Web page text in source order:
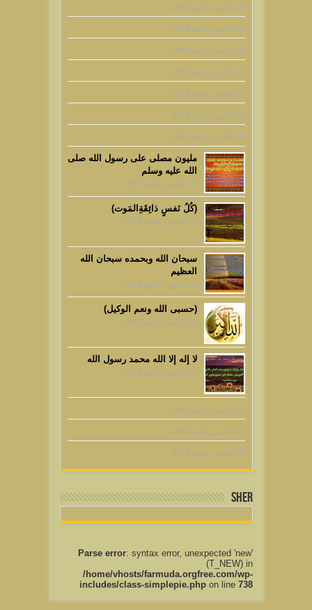
25. كانونی یه‌كه‌م 2013
25. كانونی یه‌كه‌م 2013
25. كانونی یه‌كه‌م 2013
25. كانونی یه‌كه‌م 2013
25. كانونی یه‌كه‌م 2013
25. كانونی یه‌كه‌م 2013
25. كانونی یه‌كه‌م 2013
مليون مصلى على رسول الله صلى
الله عليه وسلم
25. كانونی یه‌كه‌م 2013
(كُلُ نَفسٍ ذائِقَةِالمَوت)‎
25. كانونی یه‌كه‌م 2013
سبحان الله وبحمده سبحان الله
العظيم
25. كانونی یه‌كه‌م 2013
‎(حسبی اللە ونعم الوکیل)‎
25. كانونی یه‌كه‌م 2013
لا إله إلا الله محمد رسول الله
25. كانونی یه‌كه‌م 2013
25. كانونی یه‌كه‌م 2013
25. كانونی یه‌كه‌م 2013
25. كانونی یه‌كه‌م 2013
sher
Parse error: syntax error, unexpected 'new'
(T_NEW) in
/home/vhosts/farmuda.orgfree.com/wp-
includes/class-simplepie.phpon line 738